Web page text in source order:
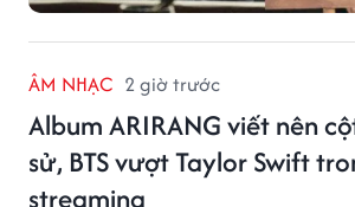
ÂM NHẠC 2 giờ trước
Album ARIRANG viết nên
sử, BTS vượt Taylor Swift
streaming